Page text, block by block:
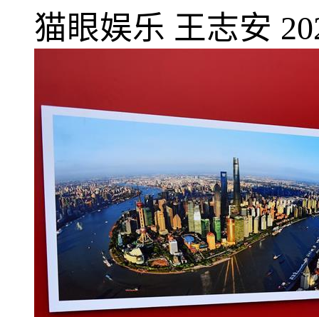
猫眼娱乐 王志安